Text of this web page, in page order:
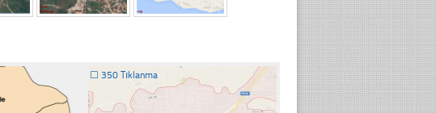
☐ 350 Tıklanma